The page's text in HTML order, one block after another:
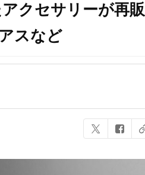
クセサリーが再販
スなど